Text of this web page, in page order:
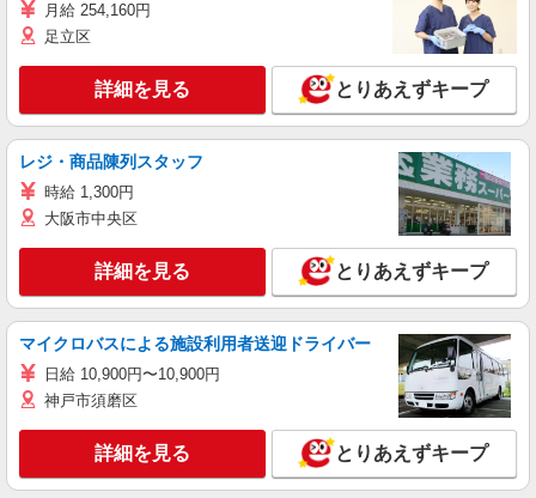
月給 254,160円
足立区
詳細を見る とりあえずキープ
レジ・商品陳列スタッフ
時給 1,300円
大阪市中央区
詳細を見る とりあえずキープ
マイクロバスによる施設利用者送迎ドライバー
日給 10,900円〜10,900円
神戸市須磨区
詳細を見る とりあえずキープ